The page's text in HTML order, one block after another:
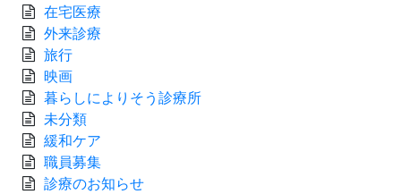
在宅医療
外来診療
旅行
映画
暮らしによりそう診療所
未分類
緩和ケア
職員募集
診療のお知らせ